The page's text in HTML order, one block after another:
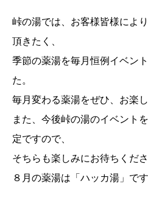
峠の湯では、お客様皆様によ
頂きたく、
季節の薬湯を毎月恒例イベン
た。
毎月変わる薬湯をぜひ、お楽
また、今後峠の湯のイベント
定ですので、
そちらも楽しみにお待ちくださ
８月の薬湯は「ハッカ湯」です